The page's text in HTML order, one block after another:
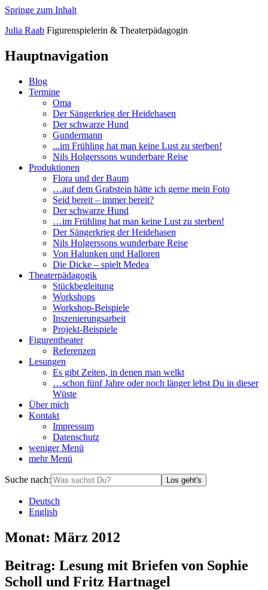
Springe zum Inhalt
Julia Raab Figurenspielerin & Theaterpädagogin
Hauptnavigation
Blog
Termine
Oma
Der Sängerkrieg der Heidehasen
Der schwarze Hund
Gundermann
...im Frühling hat man keine Lust zu sterben!
Nils Holgerssons wunderbare Reise
Produktionen
Flora und der Baum
…auf dem Grabstein hätte ich gerne mein Foto
Seid bereit – immer bereit?
Der schwarze Hund
…im Frühling hat man keine Lust zu sterben!
Der Sängerkrieg der Heidehasen
Nils Holgerssons wunderbare Reise
Von Halunken und Halloren
Die Dicke – spielt Medea
Theaterpädagogik
Stückbegleitung
Workshops
Workshop-Beispiele
Inszenierungsarbeit
Projekt-Beispiele
Figurentheater
Referenzen
Lesungen
Es gibt Zeiten, in denen man welkt
…schon fünf Jahre oder noch länger lebst Du in dieser
Wüste
Über mich
Kontakt
Impressum
Datenschutz
wenigerMenü
mehrMenü
Suche nach: Los geht's
Deutsch
English
Monat: März 2012
Beitrag: Lesung mit Briefen von Sophie
Scholl und Fritz Hartnagel